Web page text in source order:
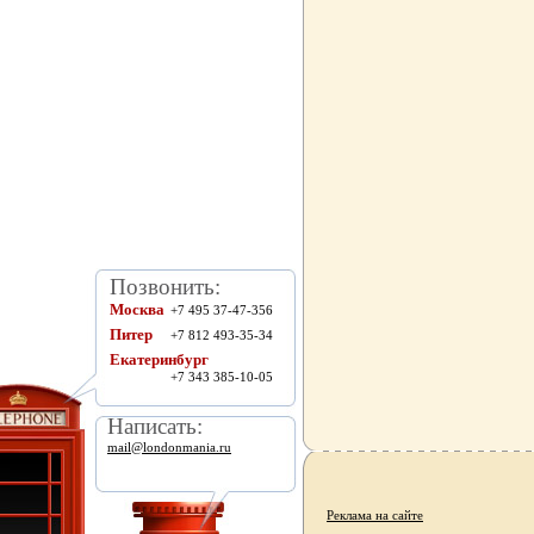
Позвонить:
Москва +7 495 37-47-356
Питер +7 812 493-35-34
Екатеринбург
+7 343 385-10-05
Написать:
mail@londonmania.ru
Реклама на сайте